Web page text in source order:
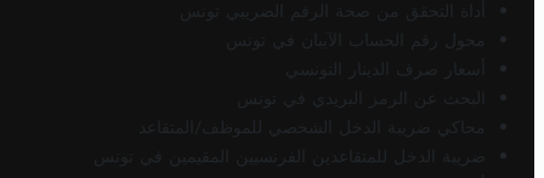
أداة التحقق من صحة الرقم الضريبي تونس
محول رقم الحساب الآيبان في تونس
أسعار صرف الدينار التونسي
البحث عن الرمز البريدي في تونس
محاكي ضريبة الدخل الشخصي للموظف/المتقاعد
ضريبة الدخل للمتقاعدين الفرنسيين المقيمين في تونس